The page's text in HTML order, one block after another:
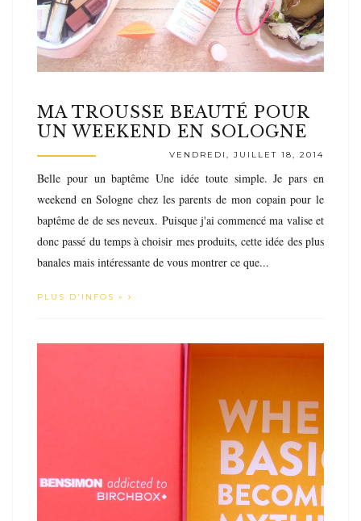
MA TROUSSE BEAUTÉ POUR
UN WEEKEND EN SOLOGNE
VENDREDI, JUILLET 18, 2014
Belle pour un baptême Une idée toute simple. Je pars en
weekend en Sologne chez les parents de mon copain pour le
baptême de de ses neveux. Puisque j'ai commencé ma valise et
donc passé du temps à choisir mes produits, cette idée des plus
banales mais intéressante de vous montrer ce que...
PLUS D'INFOS »